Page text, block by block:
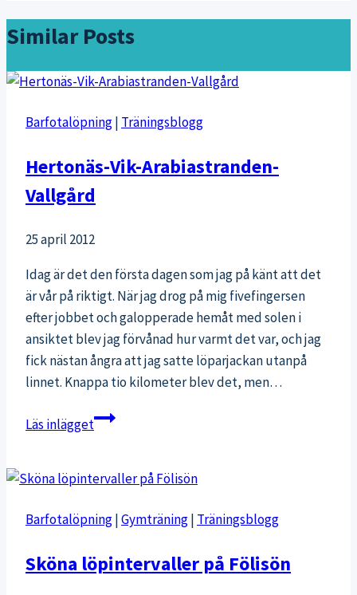
Similar Posts
Barfotalöpning| Träningsblogg
Hertonäs-Vik-Arabiastranden-
Vallgård
25 april 2012
Idag är det den första dagen som jag på känt att det
är vår på riktigt. När jag drog på mig fivefingersen
efter jobbet och galopperade hemåt med solen i
ansiktet blev jag förvånad hur varmt det var, och jag
fick nästan ångra att jag satte löparjackan utanpå
linnet. Knappa tio kilometer blev det, men…
Läs inläggetHertonäs-
Vallgård
Barfotalöpning|Gymträning| Träningsblogg
Sköna löpintervaller på Fölisön